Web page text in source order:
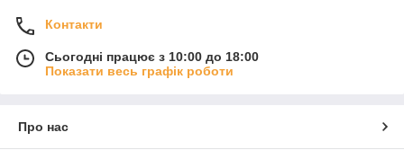
Контакти
Сьогодні працює з 10:00 до 18:00
Показати весь графік роботи
Про нас